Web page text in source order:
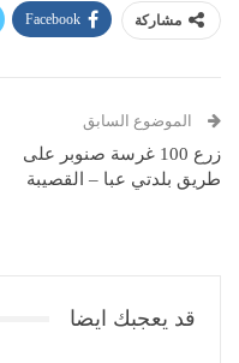
مشاركة Facebook
الموضوع السابق
زرع 100 غرسة صنوبر على
طريق بلدتي عبا – القصيبة
قد يعجبك ايضا